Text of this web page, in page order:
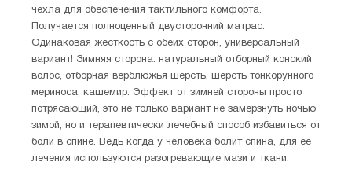
чехла для обеспечения тактильного комфорта.
Получается полноценный двусторонний матрас.
Одинаковая жесткость с обеих сторон, универсальный
вариант! Зимняя сторона: натуральный отборный конский
волос, отборная верблюжья шерсть, шерсть тонкорунного
мериноса, кашемир. Эффект от зимней стороны просто
потрясающий, это не только вариант не замерзнуть ночью
зимой, но и терапевтически лечебный способ избавиться от
боли в спине. Ведь когда у человека болит спина, для ее
лечения используются разогревающие мази и ткани.